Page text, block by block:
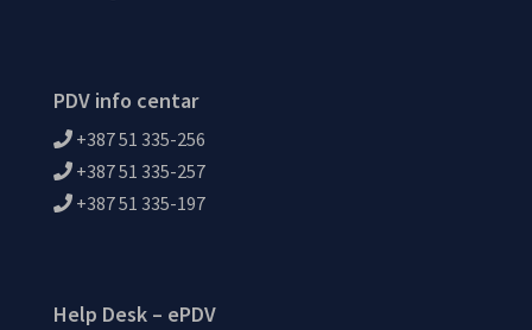
PDV info centar
+387 51 335-256
+387 51 335-257
+387 51 335-197
Help Desk – ePDV